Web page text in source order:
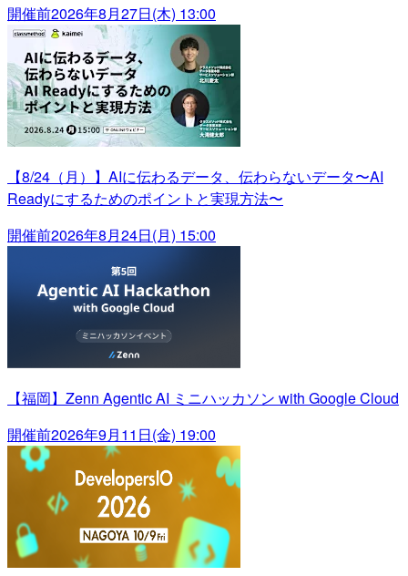
開催前2026年8月27日(木) 13:00
【8/24（月）】AIに伝わるデータ、伝わらないデータ〜AI
Readyにするためのポイントと実現方法〜
開催前2026年8月24日(月) 15:00
【福岡】Zenn Agentic AI ミニハッカソン with Google Cloud
開催前2026年9月11日(金) 19:00